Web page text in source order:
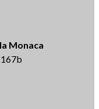
Monaca